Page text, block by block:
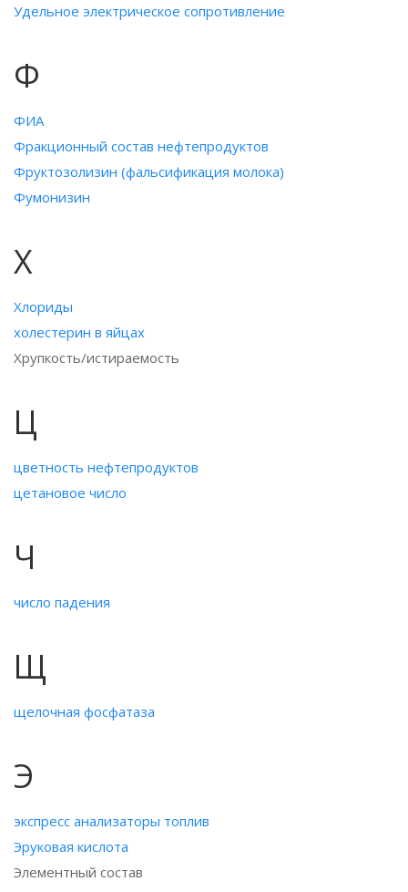
Удельное электрическое сопротивление
Ф
ФИА
Фракционный состав нефтепродуктов
Фруктозолизин (фальсификация молока)
Фумонизин
Х
Хлориды
холестерин в яйцах
Хрупкость/истираемость
Ц
цветность нефтепродуктов
цетановое число
Ч
число падения
Щ
щелочная фосфатаза
Э
экспресс анализаторы топлив
Эруковая кислота
Элементный состав